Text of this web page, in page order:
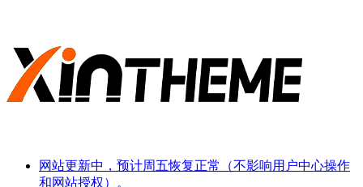
网站更新中，预计周五恢复正常（不影响用户中心操作
和网站授权）。